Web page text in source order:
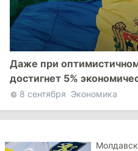
Даже при
достигнет 5%
8 сентября Экономика